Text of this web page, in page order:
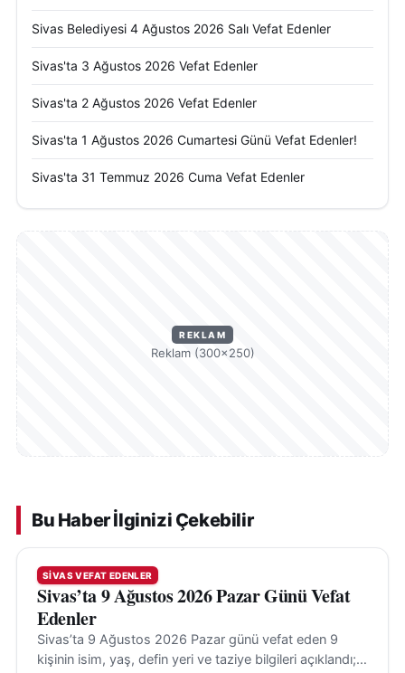
Sivas Belediyesi 4 Ağustos 2026 Salı Vefat Edenler
Sivas'ta 3 Ağustos 2026 Vefat Edenler
Sivas'ta 2 Ağustos 2026 Vefat Edenler
Sivas'ta 1 Ağustos 2026 Cumartesi Günü Vefat Edenler!
Sivas'ta 31 Temmuz 2026 Cuma Vefat Edenler
REKLAM
Reklam (300×250)
Bu Haber İlginizi Çekebilir
SIVAS VEFAT EDENLER
Sivas’ta 9 Ağustos 2026 Pazar Günü Vefat
Edenler
Sivas’ta 9 Ağustos 2026 Pazar günü vefat eden 9
kişinin isim, yaş, defin yeri ve taziye bilgileri açıklandı;